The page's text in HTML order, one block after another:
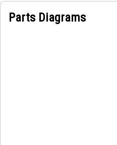
Parts Diagrams